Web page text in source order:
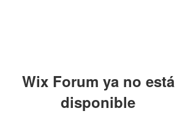
Wix Forum ya no está
disponible